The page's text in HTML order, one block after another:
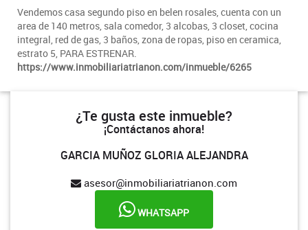
Vendemos casa segundo piso en belen rosales, cuenta con un
area de 140 metros, sala comedor, 3 alcobas, 3 closet, cocina
integral, red de gas, 3 baños, zona de ropas, piso en ceramica,
estrato 5, PARA ESTRENAR.
https://www.inmobiliariatrianon.com/inmueble/6265
¿Te gusta este inmueble?
¡Contáctanos ahora!
GARCIA MUÑOZ GLORIA ALEJANDRA
asesor@inmobiliariatrianon.com
WHATSAPP